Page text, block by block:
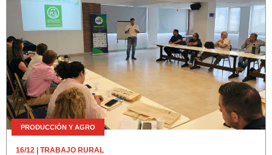
PRODUCCIÓN Y AGRO
16/12 | TRABAJO RURAL